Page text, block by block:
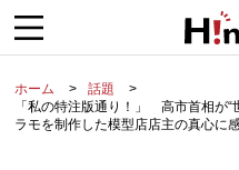
ホーム
話題
「私の特注版通り！」 高市首相が
ラモを制作した模型店店主の真心に